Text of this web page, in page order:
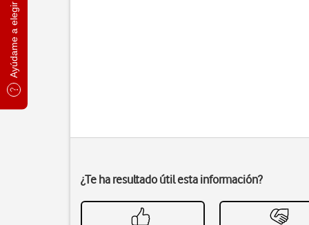
Ayúdame a elegir
¿Te ha resultado útil esta información?